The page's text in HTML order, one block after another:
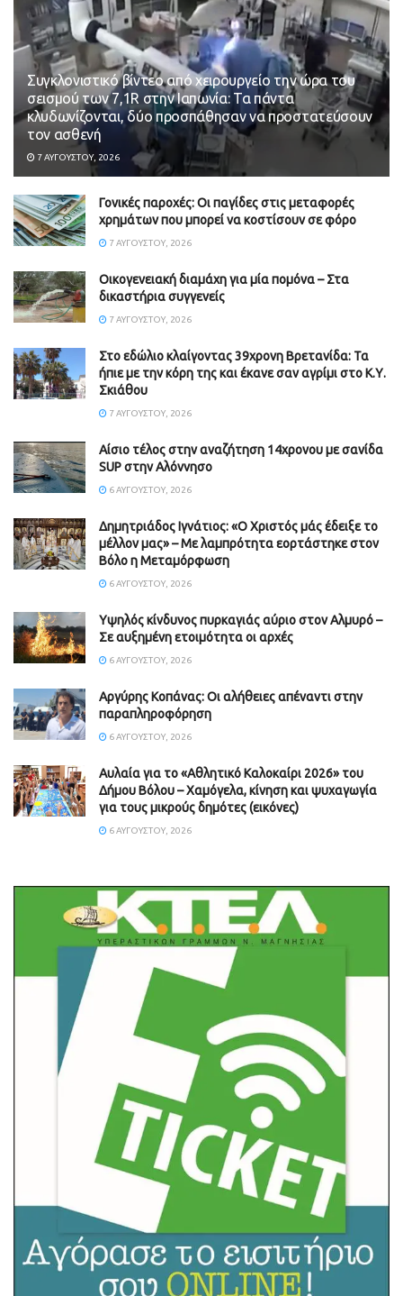
Συγκλονιστικό βίντεο από χειρουργείο την ώρα του
σεισμού των 7,1R στην Ιαπωνία: Τα πάντα
κλυδωνίζονται, δύο προσπάθησαν να προστατεύσουν
τον ασθενή
7 ΑΥΓΟΎΣΤΟΥ, 2026
Γονικές παροχές: Οι παγίδες στις μεταφορές
χρημάτων που μπορεί να κοστίσουν σε φόρο
7 ΑΥΓΟΎΣΤΟΥ, 2026
Οικογενειακή διαμάχη για μία πομόνα – Στα
δικαστήρια συγγενείς
7 ΑΥΓΟΎΣΤΟΥ, 2026
Στο εδώλιο κλαίγοντας 39χρονη Βρετανίδα: Τα
ήπιε με την κόρη της και έκανε σαν αγρίμι στο Κ.Υ.
Σκιάθου
7 ΑΥΓΟΎΣΤΟΥ, 2026
Αίσιο τέλος στην αναζήτηση 14χρονου με σανίδα
SUP στην Αλόννησο
6 ΑΥΓΟΎΣΤΟΥ, 2026
Δημητριάδος Ιγνάτιος: «Ο Χριστός μάς έδειξε το
μέλλον μας» – Με λαμπρότητα εορτάστηκε στον
Βόλο η Μεταμόρφωση
6 ΑΥΓΟΎΣΤΟΥ, 2026
Υψηλός κίνδυνος πυρκαγιάς αύριο στον Αλμυρό –
Σε αυξημένη ετοιμότητα οι αρχές
6 ΑΥΓΟΎΣΤΟΥ, 2026
Aργύρης Κοπάνας: Οι αλήθειες απέναντι στην
παραπληροφόρηση
6 ΑΥΓΟΎΣΤΟΥ, 2026
Αυλαία για το «Αθλητικό Καλοκαίρι 2026» του
Δήμου Βόλου – Χαμόγελα, κίνηση και ψυχαγωγία
για τους μικρούς δημότες (εικόνες)
6 ΑΥΓΟΎΣΤΟΥ, 2026